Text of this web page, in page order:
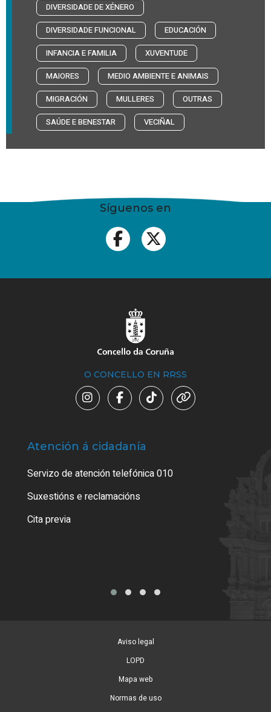
DIVERSIDADE DE XÉNERO
DIVERSIDADE FUNCIONAL
EDUCACIÓN
INFANCIA E FAMILIA
XUVENTUDE
MAIORES
MEDIO AMBIENTE E ANIMAIS
MIGRACIÓN
MULLERES
OUTRAS
SAÚDE E BENESTAR
VECIÑAL
Síguenos en
O CONCELLO EN RRSS
Atención á cidadanía
Servizo de atención telefónica 010
Suxestións e reclamacións
Cita previa
Aviso legal
LOPD
Mapa web
Normas de uso